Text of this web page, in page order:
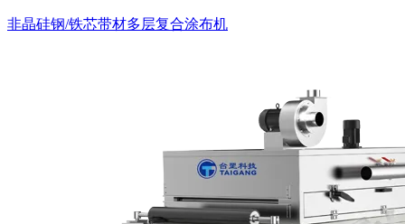
非晶硅钢/铁芯带材多层复合涂布机